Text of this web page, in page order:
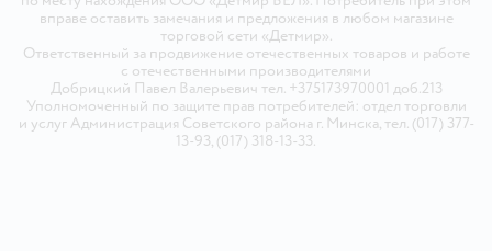
вправе оставить замечания и предложения в любом магазине
торговой сети «Детмир».
Ответственный за продвижение отечественных товаров и работе
с отечественными производителями
Добрицкий Павел Валерьевич тел. +375173970001 доб.213
Уполномоченный по защите прав потребителей: отдел торговли
и услуг Администрация Советского района г. Минска, тел. (017) 377-
13-93, (017) 318-13-33.